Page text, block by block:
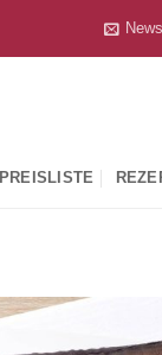
PREISLISTE